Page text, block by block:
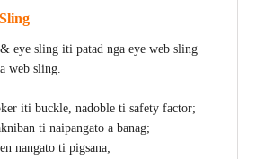
eye sling iti patad nga eye web sling
web sling.
iti buckle, nadoble ti safety factor;
ti naipangato a banag;
nangato ti pigsana;